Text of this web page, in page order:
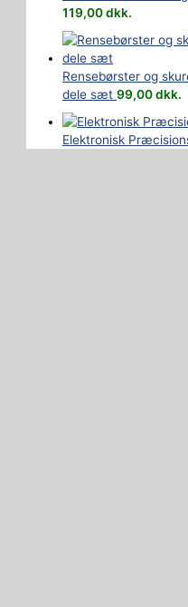
119,00dkk.
Rensebørster og
dele sæt 99,00dkk.
Elektronisk